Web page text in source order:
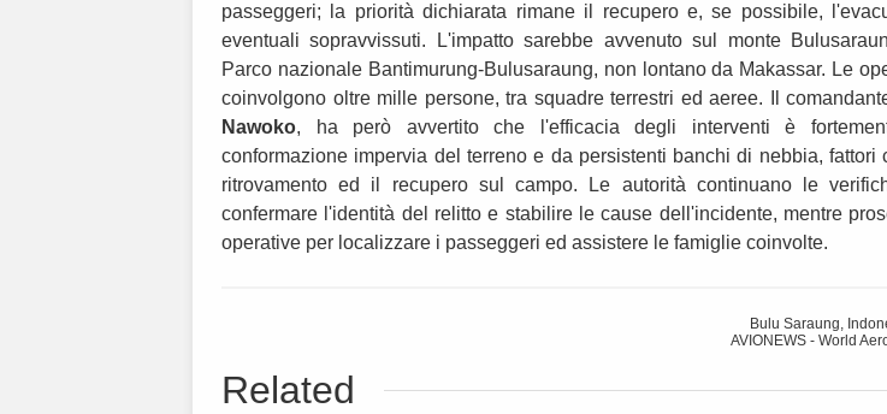
passeggeri; la priorità dichiarata rimane il recupero e, se possibile,
eventuali sopravvissuti. L'impatto sarebbe avvenuto sul monte
Parco nazionale Bantimurung-Bulusaraung, non lontano da Makassar. Le
coinvolgono oltre mille persone, tra squadre terrestri ed aeree. Il
Nawoko, ha però avvertito che l'efficacia degli interventi è
conformazione impervia del terreno e da persistenti banchi di nebbia, fattori
ritrovamento ed il recupero sul campo. Le autorità continuano le
confermare l'identità del relitto e stabilire le cause dell'incidente, mentre
operative per localizzare i passeggeri ed assistere le famiglie coinvolte.
Bulu Saraung,
AVIONEWS - World
Related